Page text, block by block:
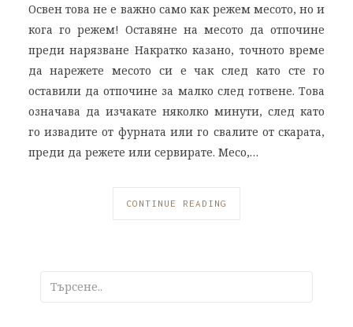
Освен това не е важно само как режем месото, но и
кога го режем! Оставяне на месото да отпочине
преди нарязване Накратко казано, точното време
да нарежете месото си е чак след като сте го
оставили да отпочине за малко след готвене. Това
означава да изчакате няколко минути, след като
го извадите от фурната или го свалите от скарата,
преди да режете или сервирате. Месо,…
CONTINUE READING